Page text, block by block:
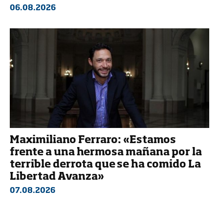
06.08.2026
Maximiliano Ferraro: «Estamos
frente a una hermosa mañana por la
terrible derrota que se ha comido La
Libertad Avanza»
07.08.2026